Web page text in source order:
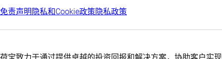
免责声明 隐私和Cookie政策隐私政策